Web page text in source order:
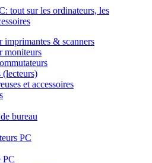
tout sur les ordinateurs, les
imprimantes & scanners
moniteurs
(lecteurs)
et accessoires
bureau
PC
PC